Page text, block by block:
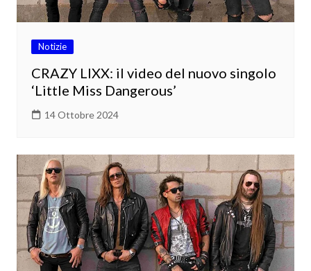
Notizie
CRAZY LIXX: il video del nuovo singolo
‘Little Miss Dangerous’
14 Ottobre 2024